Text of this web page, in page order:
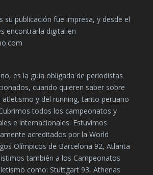
su publicación fue impresa, y desde el
encontrarla digital en
es la guía obligada de periodistas
cuando quieren saber sobre
atletismo y del running, tanto peruano
todos los campeonatos y
e internacionales. Estuvimos
acreditados por la World
Olímpicos de Barcelona 92, Atlanta
también a los Campeonatos
como: Stuttgart 93, Athenas